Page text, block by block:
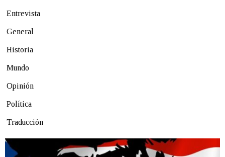
Entrevista
General
Historia
Mundo
Opinión
Política
Traducción